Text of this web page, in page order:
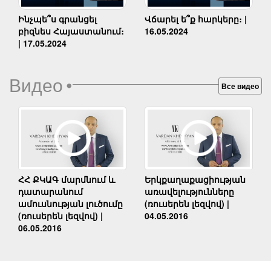
Ինչպե՞ս գրանցել
բիզնես Հայաստանում։
| 17.05.2024
Վճարել ե՞ք հարկերը։ |
16.05.2024
Видео• Все видео
ՀՀ ՔԿԱԳ մարմնում և
դատարանում
ամուսնության լուծումը
(ռուսերեն լեզվով) |
06.05.2016
Երկքաղաքացիության
առավելությունները
(ռուսերեն լեզվով) |
04.05.2016